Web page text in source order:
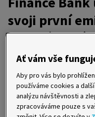
svoji první
150 000 000
02. 02. 2005
Praha: 2. února 2005.
Bank (Moody’s Ba3, S&P
Ať vám vše
Aby pro vás bylo
používáme cookies a
analýzu návštěvnosti a
zpracováváme pouze s